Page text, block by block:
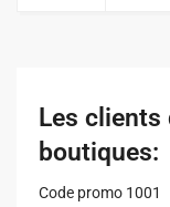
Les
boutiques:
Code promo 1001